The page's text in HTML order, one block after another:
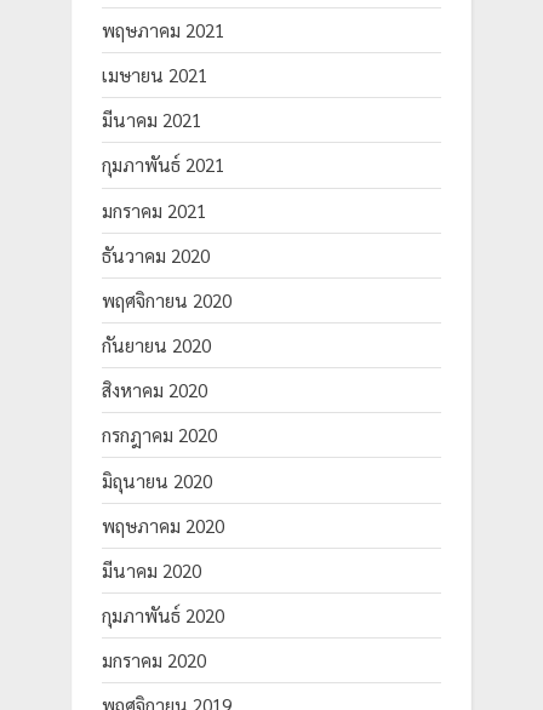
พฤษภาคม 2021
เมษายน 2021
มีนาคม 2021
กุมภาพันธ์ 2021
มกราคม 2021
ธันวาคม 2020
พฤศจิกายน 2020
กันยายน 2020
สิงหาคม 2020
กรกฎาคม 2020
มิถุนายน 2020
พฤษภาคม 2020
มีนาคม 2020
กุมภาพันธ์ 2020
มกราคม 2020